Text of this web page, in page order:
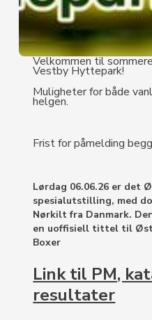
Velkommen til
Vestby Hyttepark!
Muligheter for både
helgen.
Frist for påmelding
Lørdag 06.06.26 er det
spesialutstilling, med
Nørkilt fra Danmark.
en uoffisiell tittel til
Boxer
Link til PM,
resultater